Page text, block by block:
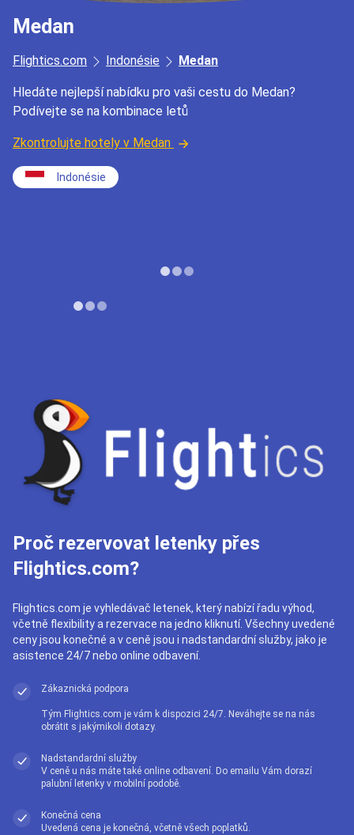
Medan
Flightics.com Indonésie Medan
Hledáte nejlepší nabídku pro vaši cestu do Medan?
Podívejte se na kombinace letů
Zkontrolujte hotely v Medan
Indonésie
Proč rezervovat letenky přes
Flightics.com?
Flightics.com je vyhledávač letenek, který nabízí řadu výhod,
včetně flexibility a rezervace na jedno kliknutí. Všechny uvedené
ceny jsou konečné a v ceně jsou i nadstandardní služby, jako je
asistence 24/7 nebo online odbavení.
Zákaznická podpora
Tým Flightics.com je vám k dispozici 24/7. Neváhejte se na nás
obrátit s jakýmikoli dotazy.
Nadstandardní služby
V ceně u nás máte také online odbavení. Do emailu Vám dorazí
palubní letenky v mobilní podobě.
Konečná cena
Uvedená cena je konečná, včetně všech poplatků.